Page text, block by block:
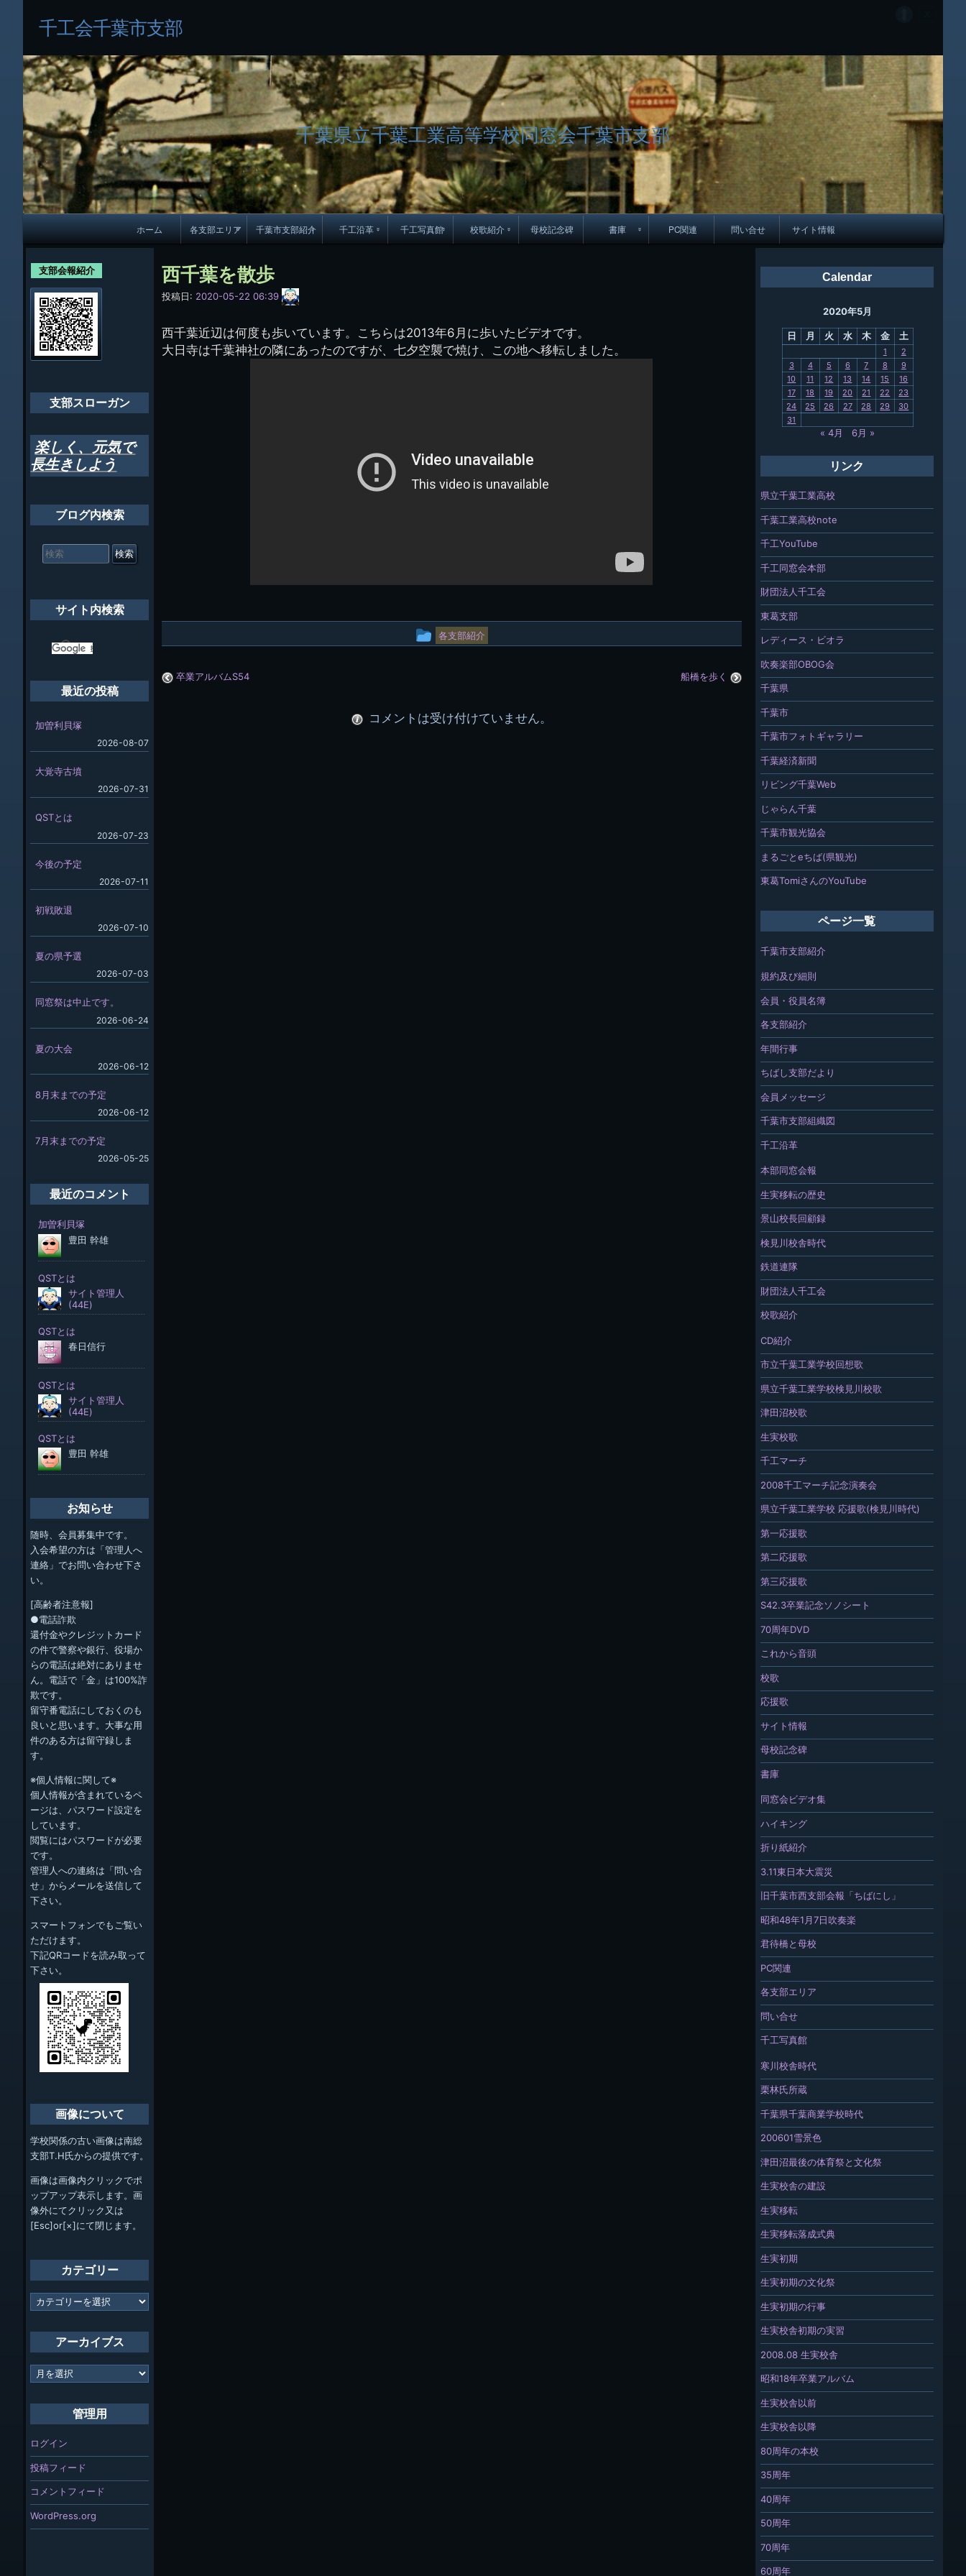
ツ
へ
ス
キ
ッ
プ
千工会千葉市支部
千葉県立千葉工業高等学校同窓会千葉市支部
メ
イ
ン
ナ
ビ
ゲ
ー
ョ
ン
ホーム 各支部エリア 千葉市支部紹介
会員・役員名簿
ちばし支部だより
千工沿革
検見川校舎時代
千工写真館
40周年
80周年の本校
生実校舎以前 寒川校舎時代
と文化祭
生実初期
生実初期の行事
校歌紹介
県立千葉工業学校検
見川校歌
応援歌(検見川時代)
第一応援歌
これから音頭
母校記念碑 書庫
吹奏楽部関連
PC関連 問い合せ サイト情報
西千葉を散歩
投稿日: 2020-05-22 06:39
サ
イ
管
理
人
(44E)
西千葉近辺は何度も歩いています。こちらは2013年6月に歩いたビデオです。
大日寺は千葉神社の隣にあったのですが、七夕空襲で焼け、この地へ移転しました。
投
ー
各支部紹介
卒業アルバムS54 船橋を歩く
コメントは受け付けていません。
Calendar
2020年5月
日 月 火 水 木 金 土
1
2
3
4 5 6 7 8
9
10
11 12 13 14 15
16
17
18 19 20 21 22
23
24
25 26 27 28 29
30
31
« 4月 6月 »
リンク
県立千葉工業高校
千葉工業高校note
千工YouTube
千工同窓会本部
財団法人千工会
東葛支部
レディース・ビオラ
吹奏楽部OBOG会
千葉県
千葉市
千葉市フォトギャラリー
千葉経済新聞
リビング千葉Web
じゃらん千葉
千葉市観光協会
まるごとeちば(県観光)
東葛TomiさんのYouTube
ページ一覧
千葉市支部紹介
規約及び細則
会員・役員名簿
各支部紹介
年間行事
ちばし支部だより
会員メッセージ
千葉市支部組織図
千工沿革
本部同窓会報
生実移転の歴史
景山校長回顧録
検見川校舎時代
鉄道連隊
財団法人千工会
校歌紹介
CD紹介
市立千葉工業学校回想歌
県立千葉工業学校検見川校歌
津田沼校歌
生実校歌
千工マーチ
2008千工マーチ記念演奏会
県立千葉工業学校 応援歌(検見川時代)
第一応援歌
第二応援歌
第三応援歌
S42.3卒業記念ソノシート
70周年DVD
これから音頭
校歌
応援歌
サイト情報
母校記念碑
書庫
同窓会ビデオ集
ハイキング
折り紙紹介
3.11東日本大震災
旧千葉市西支部会報「ちばにし」
昭和48年1月7日吹奏楽
君待橋と母校
PC関連
各支部エリア
問い合せ
千工写真館
寒川校舎時代
栗林氏所蔵
千葉県千葉商業学校時代
200601雪景色
津田沼最後の体育祭と文化祭
生実校舎の建設
生実移転
生実移転落成式典
生実初期
生実初期の文化祭
生実初期の行事
生実校舎初期の実習
2008.08 生実校舎
昭和18年卒業アルバム
生実校舎以前
生実校舎以降
80周年の本校
35周年
40周年
50周年
70周年
60周年
支部会報紹介
支部スローガン
楽しく、元気で
長生きしよう
ブログ内検索
索
サイト内検索
最近の投稿
加曽利貝塚
2026-08-07
大覚寺古墳
2026-07-31
QSTとは
2026-07-23
今後の予定
2026-07-11
初戦敗退
2026-07-10
夏の県予選
2026-07-03
同窓祭は中止です。
2026-06-24
夏の大会
2026-06-12
8月末までの予定
2026-06-12
7月末までの予定
2026-05-25
最近のコメント
お知らせ
随時、会員募集中です。
入会希望の方は「管理人へ
連絡」でお問い合わせ下さ
い。
[高齢者注意報]
●電話詐欺
還付金やクレジットカード
の件で警察や銀行、役場か
らの電話は絶対にありませ
ん。電話で「金」は100%詐
欺です。
留守番電話にしておくのも
良いと思います。大事な用
件のある方は留守録しま
す。
※個人情報に関して※
個人情報が含まれているペ
ージは、パスワード設定を
しています。
閲覧にはパスワードが必要
です。
管理人への連絡は「問い合
せ」からメールを送信して
下さい。
スマートフォンでもご覧い
ただけます。
下記QRコードを読み取って
下さい。
画像について
学校関係の古い画像は南総
支部T.H氏からの提供です。
画像は画像内クリックでポ
ップアップ表示します。画
像外にてクリック又は
[Esc]or[×]にて閉じます。
カテゴリー
カ
テ
アーカイブス
ア
ー
管理用
ログイン
投稿フィード
コメントフィード
WordPress.org